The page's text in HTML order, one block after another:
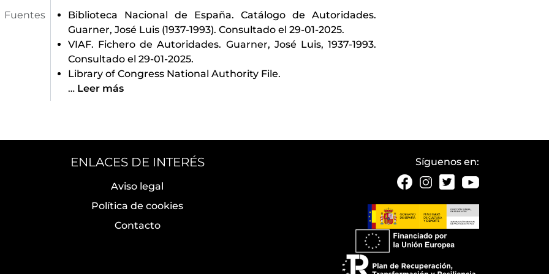
Fuentes
Biblioteca Nacional de España. Catálogo de Autoridades.
Guarner, José Luis (1937-1993). Consultado el 29-01-2025.
VIAF. Fichero de Autoridades. Guarner, José Luis, 1937-1993.
Consultado el 29-01-2025.
Library of Congress National Authority File.
… Leer más
ENLACES DE INTERÉS
Aviso legal
Política de cookies
Contacto
Síguenos en: